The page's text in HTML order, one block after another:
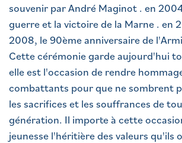
souvenir par André Maginot . en
guerre et la victoire de la Marne . en
2008, le 90ème anniversaire de
Cette cérémonie garde aujourd'hui
elle est l'occasion de rendre
combattants pour que ne sombrent
les sacrifices et les souffrances de
génération. Il importe à cette
jeunesse l'héritière des valeurs qu'ils